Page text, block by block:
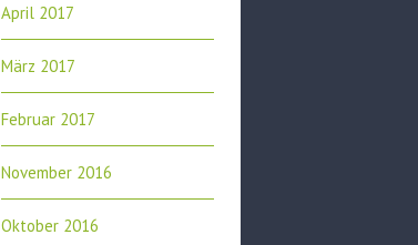
April 2017
März 2017
Februar 2017
November 2016
Oktober 2016